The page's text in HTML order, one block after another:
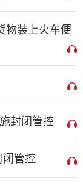
物装上火车便
封闭管控
闭管控